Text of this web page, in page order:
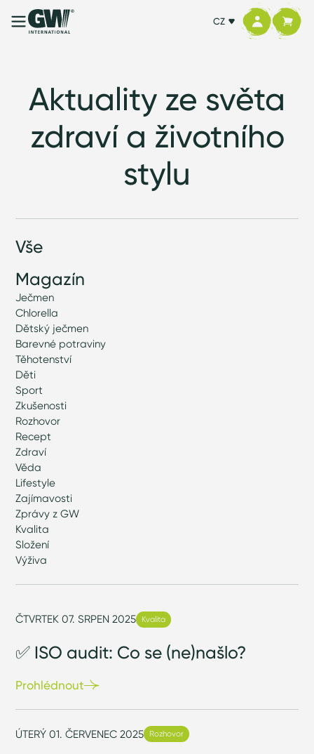
CZ
Aktuality ze světa
zdraví a životního
stylu
Vše
Magazín
Ječmen
Chlorella
Dětský ječmen
Barevné potraviny
Těhotenství
Děti
Sport
Zkušenosti
Rozhovor
Recept
Zdraví
Věda
Lifestyle
Zajímavosti
Zprávy z GW
Kvalita
Složení
Výživa
ČTVRTEK 07. SRPEN 2025 Kvalita
✅ ISO audit: Co se (ne)našlo?
Prohlédnout
ÚTERÝ 01. ČERVENEC 2025 Rozhovor